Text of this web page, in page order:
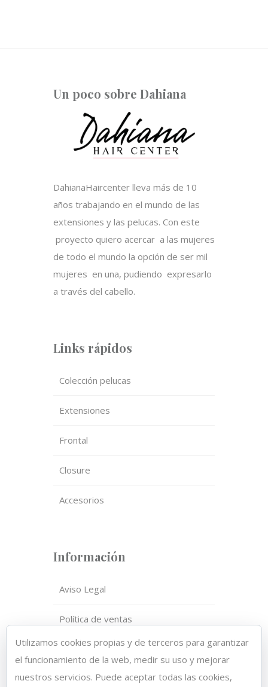
Un poco sobre Dahiana
DahianaHaircenter lleva más de 10
años trabajando en el mundo de las
extensiones y las pelucas. Con este
proyecto quiero acercar a las mujeres
de todo el mundo la opción de ser mil
mujeres en una, pudiendo expresarlo
a través del cabello.
Links rápidos
Colección pelucas
Extensiones
Frontal
Closure
Accesorios
Información
Aviso Legal
Política de ventas
Política de privacidad
Política de cookies
Utilizamos cookies propias y de terceros para garantizar
el funcionamiento de la web, medir su uso y mejorar
nuestros servicios. Puede aceptar todas las cookies,